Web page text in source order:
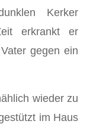
Kerker
erkrankt er
gegen ein
wieder zu
im Haus